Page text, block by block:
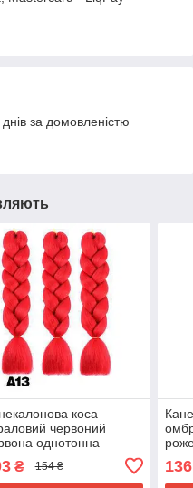
за домовленістю
коса
червоний
однотонна
₴ 154 ₴ 136